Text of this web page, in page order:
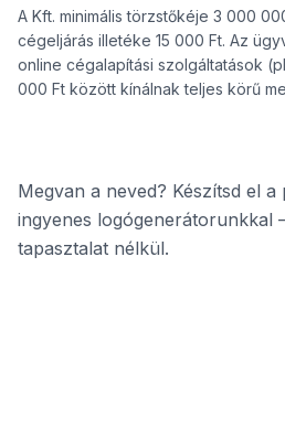
A Kft. minimális törzstőkéje 3 000
cégeljárás illetéke 15 000 Ft. Az
online cégalapítási szolgáltatások
000 Ft között kínálnak teljes körű
Megvan a neved? Készítsd el
ingyenes logógenerátorunkkal
tapasztalat nélkül.